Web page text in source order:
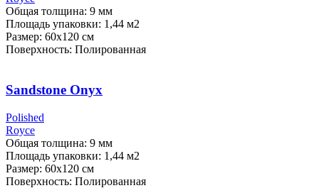
Общая толщина: 9 мм
Площадь упаковки: 1,44 м2
Размер: 60х120 см
Поверхность: Полированная
Sandstone Onyx
Polished
Royce
Общая толщина: 9 мм
Площадь упаковки: 1,44 м2
Размер: 60х120 см
Поверхность: Полированная